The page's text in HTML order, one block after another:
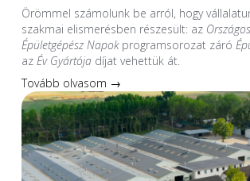
Örömmel számolunk be arról, hogy
szakmai elismerésben részesült: az
Épületgépész Napokprogramsorozat záró
az Év Gyártójadíjat vehettük át.
Tovább olvasom →